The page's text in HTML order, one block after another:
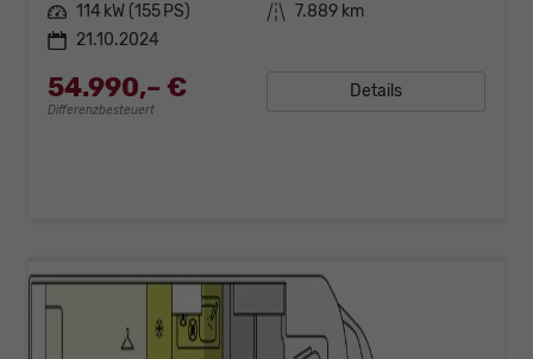
Leistung 114 kW (155 PS) Kilometerstand 7.889 km
21.10.2024
54.990,– €
Differenzbesteuert
Details